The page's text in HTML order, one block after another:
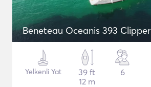
Beneteau Oceanis 393 Clipper
Yelkenli Yat
39 ft
12 m
6